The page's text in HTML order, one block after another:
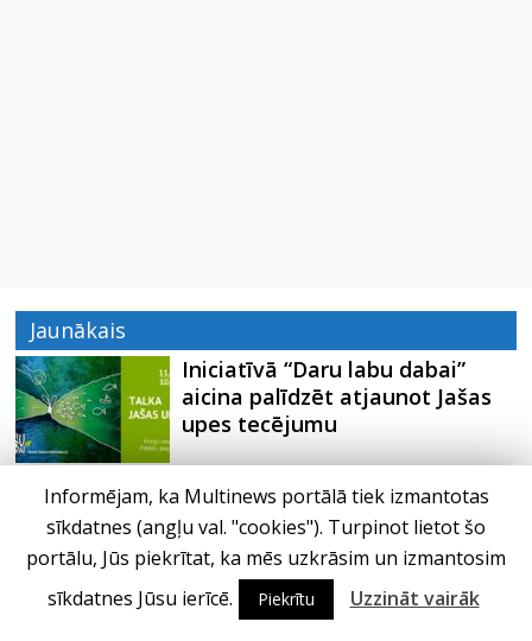
Jaunākais
Iniciatīvā “Daru labu dabai”
aicina palīdzēt atjaunot Jašas
upes tecējumu
Septiņas profesijas, kas izturēs
mākslīgā intelekta laikmetu
Kāpēc padomju militāro
Informējam, ka Multinews portālā tiek izmantotas
sīkdatnes (angļu val. "cookies"). Turpinot lietot šo
portālu, Jūs piekrītat, ka mēs uzkrāsim un izmantosim
sīkdatnes Jūsu ierīcē.
Piekrītu Uzzināt vairāk